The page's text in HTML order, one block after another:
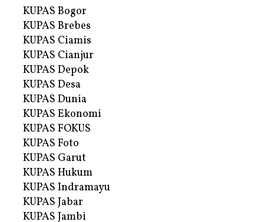
KUPAS Bogor
KUPAS Brebes
KUPAS Ciamis
KUPAS Cianjur
KUPAS Depok
KUPAS Desa
KUPAS Dunia
KUPAS Ekonomi
KUPAS FOKUS
KUPAS Foto
KUPAS Garut
KUPAS Hukum
KUPAS Indramayu
KUPAS Jabar
KUPAS Jambi